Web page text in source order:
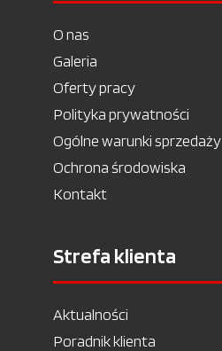
O nas
Galeria
Oferty pracy
Polityka prywatności
Ogólne warunki sprzedaży
Ochrona środowiska
Kontakt
Strefa klienta
Aktualności
Poradnik klienta